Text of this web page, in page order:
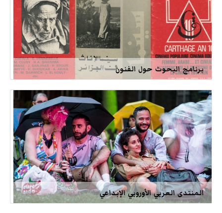
برنامج البحوث حول الفنون
المنتدى العربي الأوروبي الإبداعي